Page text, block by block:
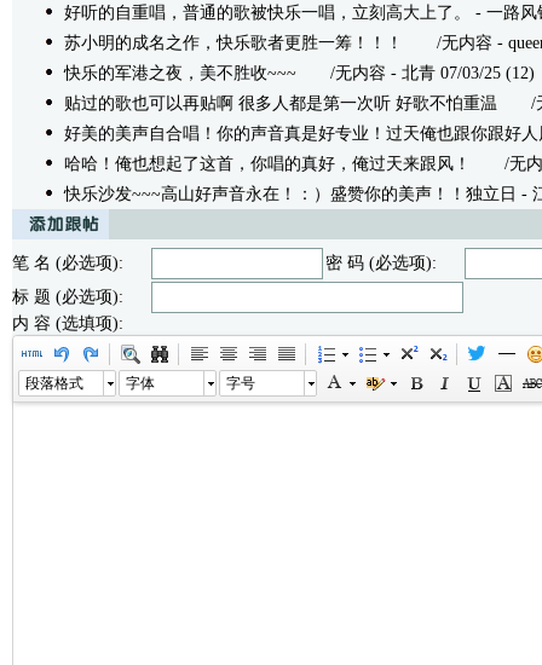
好听的自重唱，普通的歌被快乐一唱，立刻高大上了。
- 一路风
苏小明的成名之作，快乐歌者更胜一筹！！！
/无内容 - queen
快乐的军港之夜，美不胜收~~~ /无内容 - 北青 07/03/25 (12)
贴过的歌也可以再贴啊 很多人都是第一次听 好歌不怕重温 /无
好美的美声自合唱！你的声音真是好专业！过天俺也跟你跟好人
哈哈！俺也想起了这首，你唱的真好，俺过天来跟风！
/无内
快乐沙发~~~高山好声音永在！：）盛赞你的美声！！独立日 -
笔 名 (必选项):
密 码 (必选项):
标 题 (必选项):
内 容 (选填项):
段落格式 字体 字号